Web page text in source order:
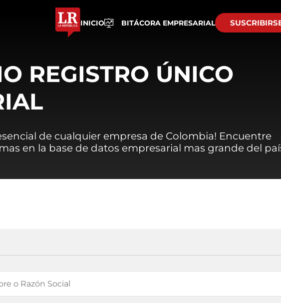
INICIO BITÁCORA EMPRESARIAL
REGISTRO ÚNICO
de cualquier empresa de Colombia! Encuentre
en la base de datos empresarial mas grande del